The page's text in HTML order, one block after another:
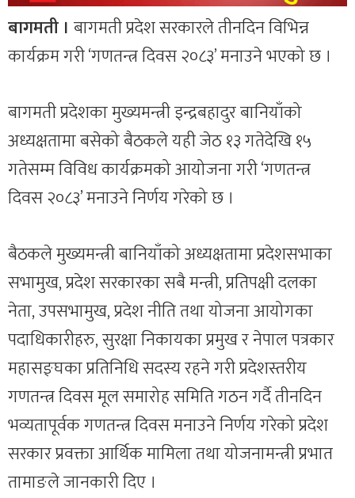
बागमती । बागमती प्रदेश सरकारले तीनदिन विभिन्न
कार्यक्रम गरी ‘गणतन्त्र दिवस २०८३’ मनाउने भएको छ ।
बागमती प्रदेशका मुख्यमन्त्री इन्द्रबहादुर बानियाँको
अध्यक्षतामा बसेको बैठकले यही जेठ १३ गतेदेखि १५
गतेसम्म विविध कार्यक्रमको आयोजना गरी ‘गणतन्त्र
दिवस २०८३’ मनाउने निर्णय गरेको छ ।
बैठकले मुख्यमन्त्री बानियाँको अध्यक्षतामा प्रदेशसभाका
सभामुख, प्रदेश सरकारका सबै मन्त्री, प्रतिपक्षी दलका
नेता, उपसभामुख, प्रदेश नीति तथा योजना आयोगका
पदाधिकारीहरु, सुरक्षा निकायका प्रमुख र नेपाल पत्रकार
महासङ्घका प्रतिनिधि सदस्य रहने गरी प्रदेशस्तरीय
गणतन्त्र दिवस मूल समारोह समिति गठन गर्दै तीनदिन
भव्यतापूर्वक गणतन्त्र दिवस मनाउने निर्णय गरेको प्रदेश
सरकार प्रवक्ता आर्थिक मामिला तथा योजनामन्त्री प्रभात
तामाङले जानकारी दिए ।